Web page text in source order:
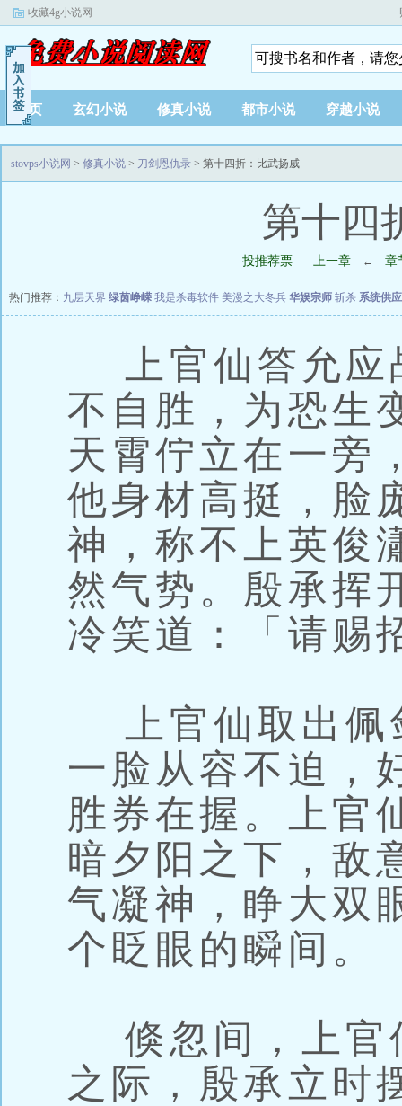
收藏4g小说网
首页 玄幻小说 修真小说 都市小说 穿越小说
stovps小说网 > 修真小说 > 刀剑恩仇录 > 第十四折：比武扬威
第十四
投推荐票 上一章 ← 章
热门推荐： 九层天界 绿茵峥嵘 我是杀毒软件 美漫之大冬兵 华娱宗师 斩杀 系统供
上官仙答允应
不自胜，为恐生
天霄佇立在一旁
他身材高挺，脸
神，称不上英俊
然气势。殷承挥
冷笑道：「请赐
上官仙取出佩
一脸从容不迫，
胜券在握。上官
暗夕阳之下，敌
气凝神，睁大双
个眨眼的瞬间。
倏忽间，上官
之际，殷承立时